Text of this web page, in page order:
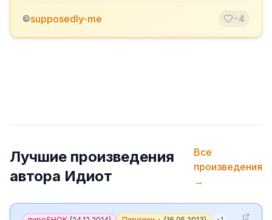
©supposedly-me -4
Лучшие произведения
автора Идиот
Все
произведения
→